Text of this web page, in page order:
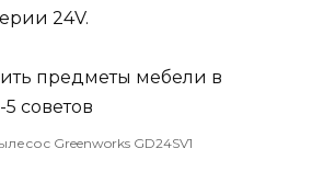
24V.
Greenworks GD24SV1